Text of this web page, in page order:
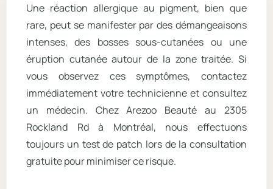
Une réaction allergique au pigment, bien que
rare, peut se manifester par des démangeaisons
intenses, des bosses sous-cutanées ou une
éruption cutanée autour de la zone traitée. Si
vous observez ces symptômes, contactez
immédiatement votre technicienne et consultez
un médecin. Chez Arezoo Beauté au 2305
Rockland Rd à Montréal, nous effectuons
toujours un test de patch lors de la consultation
gratuite pour minimiser ce risque.